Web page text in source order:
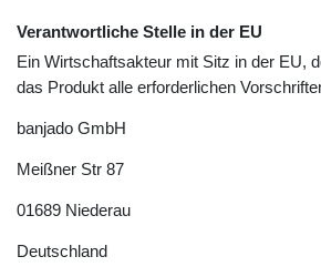
Verantwortliche Stelle in der EU
Ein Wirtschaftsakteur mit Sitz in der EU,
das Produkt alle erforderlichen
banjado GmbH
Meißner Str 87
01689 Niederau
Deutschland